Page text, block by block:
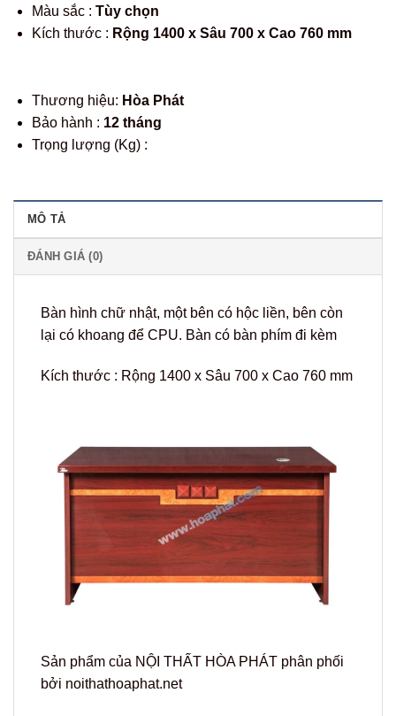
Màu sắc : Tùy chọn
Kích thước : Rộng 1400 x Sâu 700 x Cao 760 mm
Thương hiệu: Hòa Phát
Bảo hành : 12 tháng
Trọng lượng (Kg) :
MÔ TẢ
ĐÁNH GIÁ (0)
Bàn hình chữ nhật, một bên có hộc liền, bên còn
lại có khoang để CPU. Bàn có bàn phím đi kèm
Kích thước : Rộng 1400 x Sâu 700 x Cao 760 mm
Sản phẩm của NỘI THẤT HÒA PHÁT phân phối
bởi noithathoaphat.net